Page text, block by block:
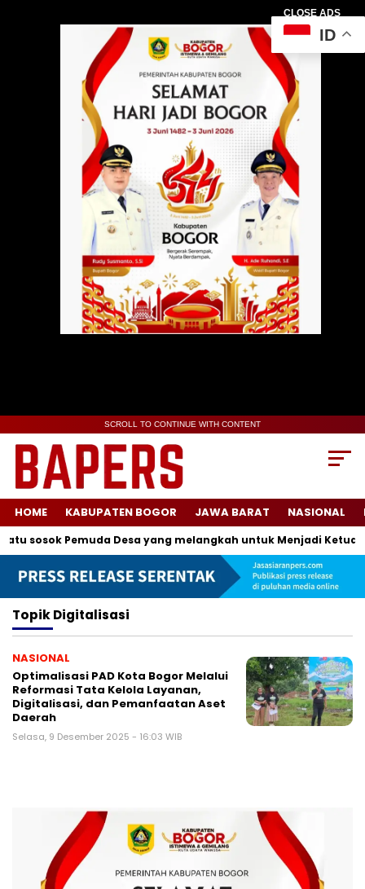
CLOSE ADS
SCROLL TO CONTINUE WITH CONTENT
HOME KABUPATEN BOGOR JAWA BARAT NASIONAL
sosok Pemuda Desa yang melangkah untuk Menjadi Ketua
TopikDigitalisasi
NASIONAL
Optimalisasi PAD Kota Bogor Melalui
Reformasi Tata Kelola Layanan,
Digitalisasi, dan Pemanfaatan Aset
Daerah
Selasa, 9 Desember 2025 - 16:03 WIB
ID